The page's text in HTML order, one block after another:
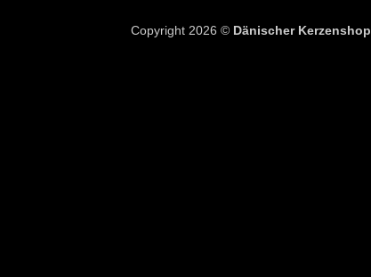
Copyright 2026 © Dänischer Kerzenshop